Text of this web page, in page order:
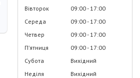
Вівторок
09:00 17:00
Середа
09:00 17:00
Четвер
09:00 17:00
Пʼятниця
09:00 17:00
Субота
Вихідний
Неділя
Вихідний